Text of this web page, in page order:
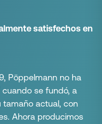
satisfechos en
Pöppelmann no ha
se fundó, a
tamaño actual, con
Ahora producimos